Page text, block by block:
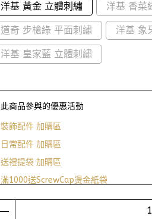
洋基 黃金 立體刺繡 洋基 香菜
道奇 步槍綠 平面刺繡 洋基 象
洋基 皇家藍 立體刺繡
此商品參與的優惠活動
裝飾配件 加購區
日常配件 加購區
送禮提袋 加購區
滿1000送ScrewCap燙金紙袋